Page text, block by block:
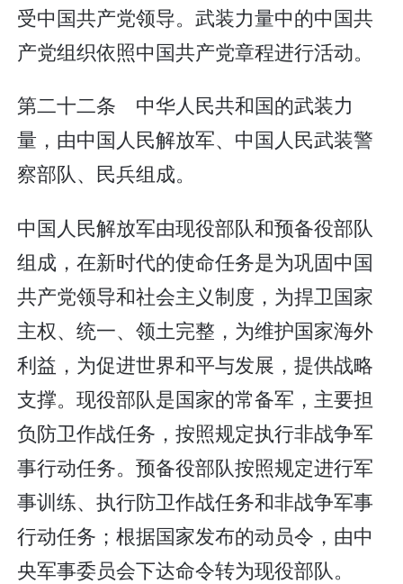
受中国共产党领导。武装力量中的中国共
产党组织依照中国共产党章程进行活动。
第二十二条 中华人民共和国的武装力
量，由中国人民解放军、中国人民武装警
察部队、民兵组成。
中国人民解放军由现役部队和预备役部队
组成，在新时代的使命任务是为巩固中国
共产党领导和社会主义制度，为捍卫国家
主权、统一、领土完整，为维护国家海外
利益，为促进世界和平与发展，提供战略
支撑。现役部队是国家的常备军，主要担
负防卫作战任务，按照规定执行非战争军
事行动任务。预备役部队按照规定进行军
事训练、执行防卫作战任务和非战争军事
行动任务；根据国家发布的动员令，由中
央军事委员会下达命令转为现役部队。